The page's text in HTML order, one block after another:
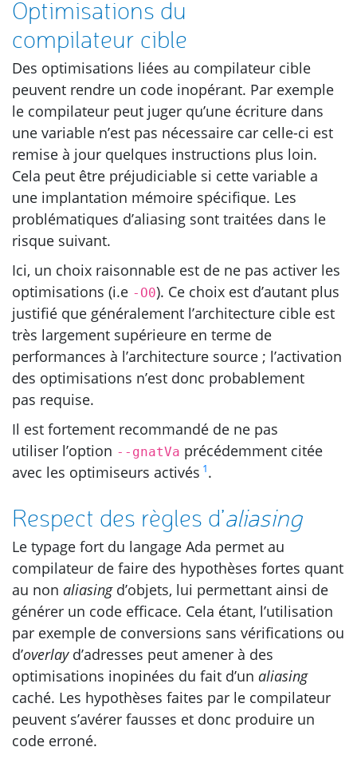
Optimisations du
compilateur cible
Des optimisations liées au compilateur cible
peuvent rendre un code inopérant. Par exemple
le compilateur peut juger qu’une écriture dans
une variable n’est pas nécessaire car celle-ci est
remise à jour quelques instructions plus loin.
Cela peut être préjudiciable si cette variable a
une implantation mémoire spécifique. Les
problématiques d’aliasing sont traitées dans le
risque suivant.
Ici, un choix raisonnable est de ne pas activer les
optimisations (i.e -O0). Ce choix est d’autant plus
justifié que généralement l’architecture cible est
très largement supérieure en terme de
performances à l’architecture source ; l’activation
des optimisations n’est donc probablement
pas requise.
Il est fortement recommandé de ne pas
utiliser l’option --gnatVa précédemment citée
avec les optimiseurs activés 1.
Respect des règles d’aliasing
Le typage fort du langage Ada permet au
compilateur de faire des hypothèses fortes quant
au non aliasingd’objets, lui permettant ainsi de
générer un code efficace. Cela étant, l’utilisation
par exemple de conversions sans vérifications ou
d’overlayd’adresses peut amener à des
optimisations inopinées du fait d’un aliasing
caché. Les hypothèses faites par le compilateur
peuvent s’avérer fausses et donc produire un
code erroné.